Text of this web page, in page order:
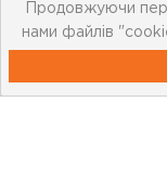
Продовжуючи
нами файлів